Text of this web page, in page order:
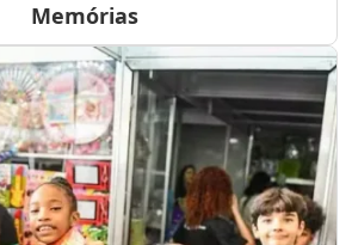
Memórias